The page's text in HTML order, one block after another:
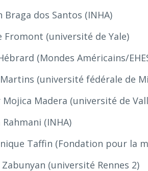
Braga dos Santos (INHA)
Fromont (université de Yale)
(Mondes Américains/
(université fédérale de
Mojica Madera (université de
Rahmani (INHA)
Taffin (Fondation pour la
Zabunyan (université Rennes 2)